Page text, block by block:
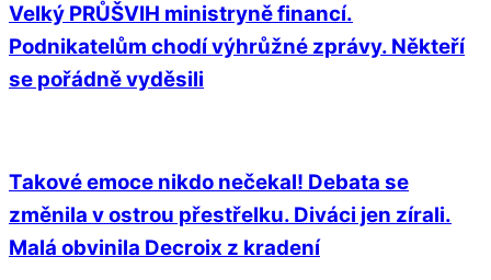
Velký PRŮŠVIH ministryně financí.
Podnikatelům chodí výhrůžné zprávy. Někteří
se pořádně vyděsili
Takové emoce nikdo nečekal! Debata se
změnila v ostrou přestřelku. Diváci jen zírali.
Malá obvinila Decroix z kradení